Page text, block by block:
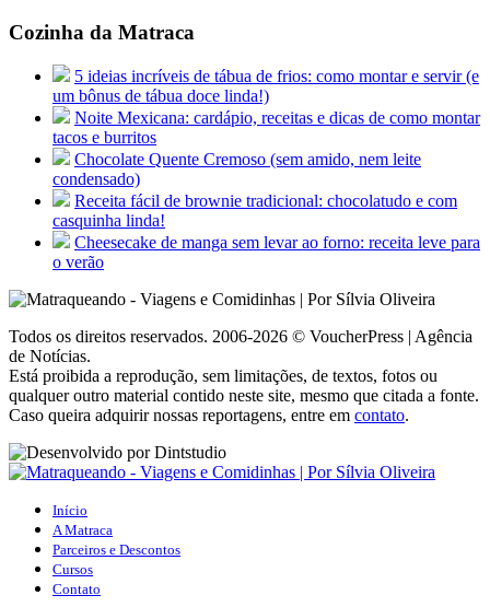
Cozinha da Matraca
5 ideias incríveis de tábua de frios: como montar e servir (e
um bônus de tábua doce linda!)
Noite Mexicana: cardápio, receitas e dicas de como montar
tacos e burritos
Chocolate Quente Cremoso (sem amido, nem leite
condensado)
Receita fácil de brownie tradicional: chocolatudo e com
casquinha linda!
Cheesecake de manga sem levar ao forno: receita leve para
o verão
Todos os direitos reservados. 2006-2026 © VoucherPress | Agência
de Notícias.
Está proibida a reprodução, sem limitações, de textos, fotos ou
qualquer outro material contido neste site, mesmo que citada a fonte.
Caso queira adquirir nossas reportagens, entre em contato.
Início
A Matraca
Parceiros e Descontos
Cursos
Contato